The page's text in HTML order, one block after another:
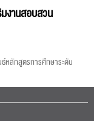
งานสอบสวน
หลักสูตรการศึกษาระดับ